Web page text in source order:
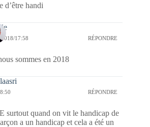
d’être handi
17:58 RÉPONDRE
sommes en 2018
RÉPONDRE
surtout quand on vit le handicap de
a un handicap et cela a été un